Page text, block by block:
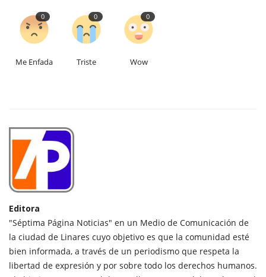
0
Me Enfada
0
Triste
0
Wow
Editora
"Séptima Página Noticias" en un Medio de Comunicación de
la ciudad de Linares cuyo objetivo es que la comunidad esté
bien informada, a través de un periodismo que respeta la
libertad de expresión y por sobre todo los derechos humanos.